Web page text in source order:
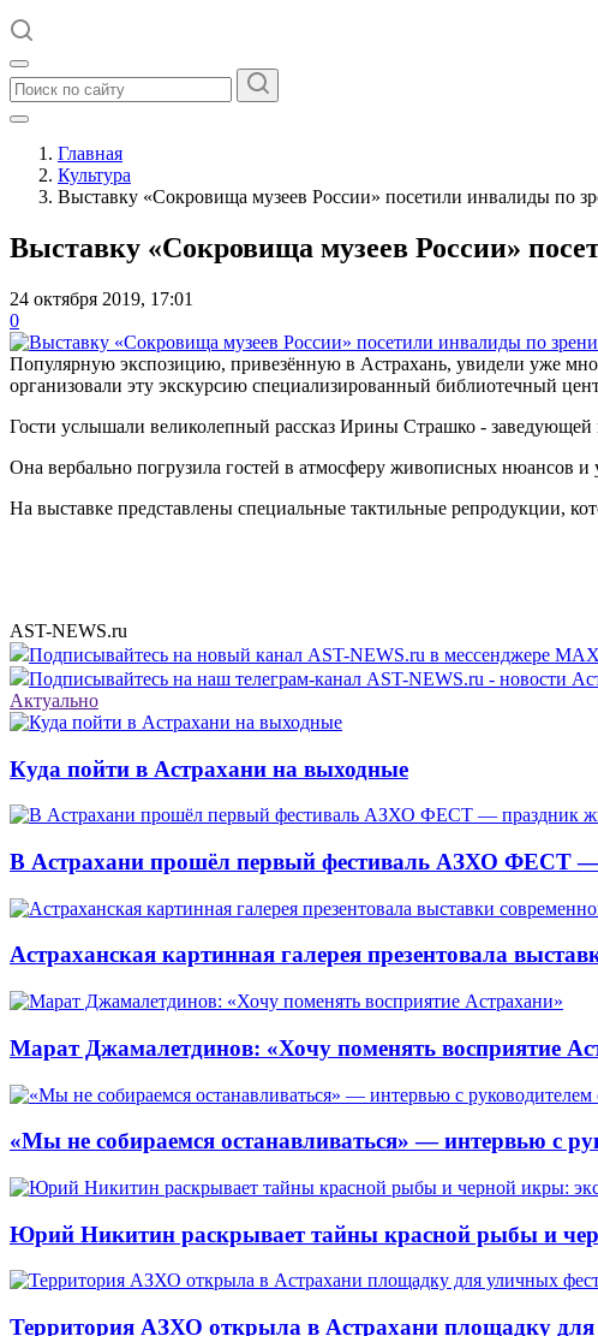
Главная
Культура
Выставку «Сокровища музеев России» посетили инвалиды по
Выставку «Сокровища музеев России»
24 октября 2019, 17:01
0
Популярную экспозицию, привезённую в Астрахань, увидели уже
организовали эту экскурсию специализированный библиотечный
Гости услышали великолепный рассказ Ирины Страшко - заведующей
Она вербально погрузила гостей в атмосферу живописных нюансов и
На выставке представлены специальные тактильные репродукции,
AST-NEWS.ru
Подписывайтесь на новый канал AST-NEWS.ru в мессенджере
Подписывайтесь на наш телеграм-канал AST-NEWS.ru - новости
Актуально
Куда пойти в Астрахани на выходные
В Астрахани прошёл первый фестиваль АЗХО ФЕСТ —
Астраханская картинная галерея презентовала
Марат Джамалетдинов: «Хочу поменять восприятие
«Мы не собираемся останавливаться» — интервью с
Юрий Никитин раскрывает тайны красной рыбы и
Территория АЗХО открыла в Астрахани площадку